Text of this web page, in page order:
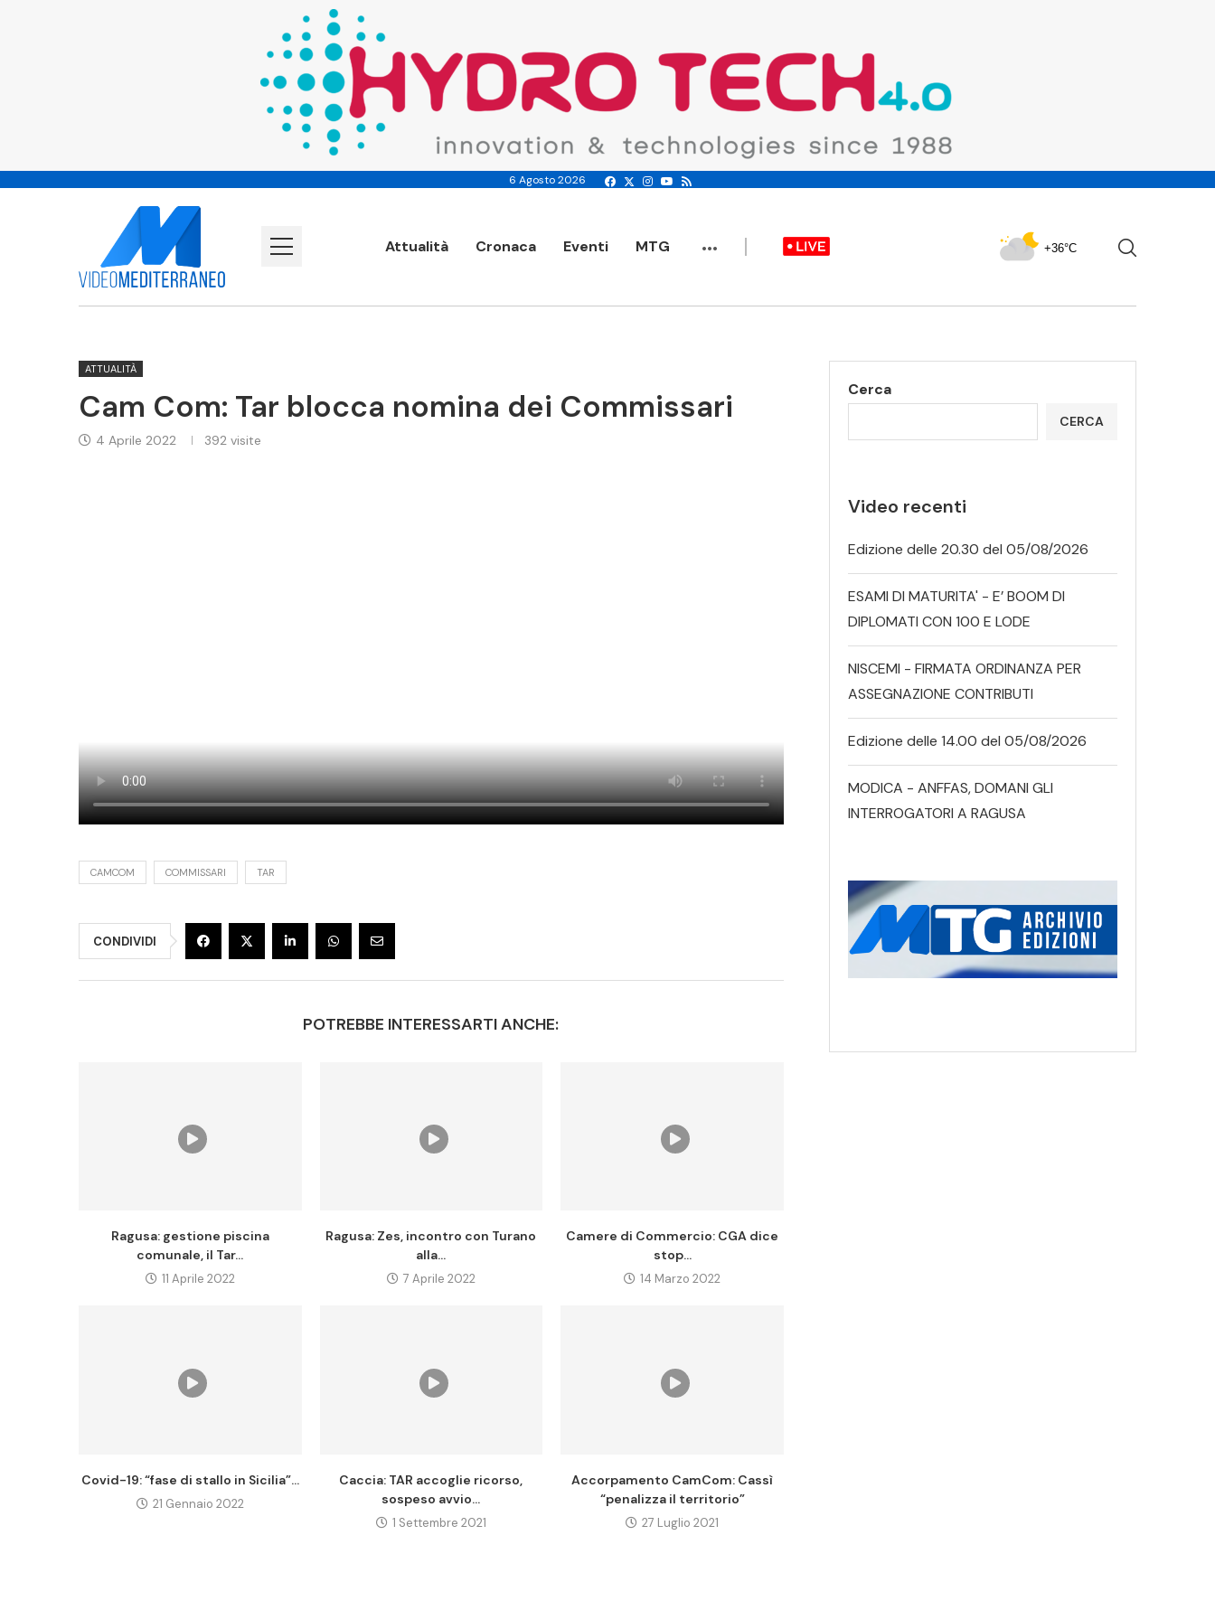
6 Agosto 2026
Attualità Cronaca Eventi MTG ... +36°C
ATTUALITÀ
Cam Com: Tar blocca nomina dei Commissari
4 Aprile 2022 392 visite
CAMCOM COMMISSARI TAR
CONDIVIDI
POTREBBE INTERESSARTI ANCHE:
Ragusa: gestione piscina
comunale, il Tar...
11 Aprile 2022
Ragusa: Zes, incontro con Turano
alla...
7 Aprile 2022
Camere di Commercio: CGA dice
stop...
14 Marzo 2022
Covid-19: “fase di stallo in Sicilia”...
21 Gennaio 2022
Caccia: TAR accoglie ricorso,
sospeso avvio...
1 Settembre 2021
Accorpamento CamCom: Cassì
“penalizza il territorio”
27 Luglio 2021
Cerca
CERCA
Video recenti
Edizione delle 20.30 del 05/08/2026
ESAMI DI MATURITA' - E’ BOOM DI
DIPLOMATI CON 100 E LODE
NISCEMI - FIRMATA ORDINANZA PER
ASSEGNAZIONE CONTRIBUTI
Edizione delle 14.00 del 05/08/2026
MODICA - ANFFAS, DOMANI GLI
INTERROGATORI A RAGUSA